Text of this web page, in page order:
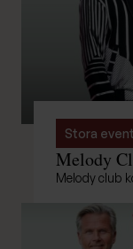
Stora event
Melody
Melody club